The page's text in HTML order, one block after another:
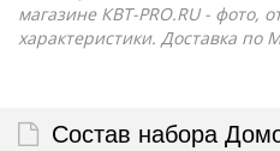
магазине КВТ-PRO.RU - фото,
характеристики. Доставка по
Состав набора